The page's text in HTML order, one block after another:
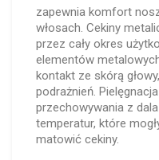
zapewnia komfort
włosach. Cekiny
przez cały okres
elementów
kontakt ze skórą
podrażnień.
przechowywania z
temperatur, które
matowić cekiny.